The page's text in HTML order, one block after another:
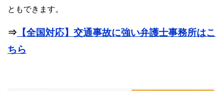
ともできます。
⇒ 【全国対応】交通事故に強い弁護士事務所はこ
ちら